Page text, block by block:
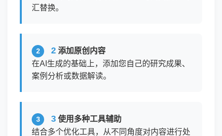
汇替换。
2 添加原创内容
在AI生成的基础上，添加您自己的研究成果、
案例分析或数据解读。
3 使用多种工具辅助
结合多个优化工具，从不同角度对内容进行处